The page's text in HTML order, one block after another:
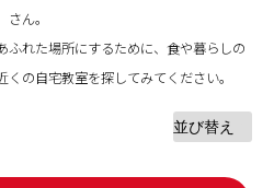
さん。
ふれた場所にするために、食や暮らしの
の自宅教室を探してみてください。